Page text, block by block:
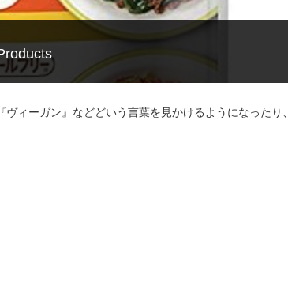
ィーガン』などどいう言葉を見かけるようになったり、